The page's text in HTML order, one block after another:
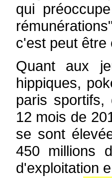
qui
c'est peut être
Quant aux
hippiques,
paris sportifs,
12 mois de
se sont
450 millions
d'exploitation